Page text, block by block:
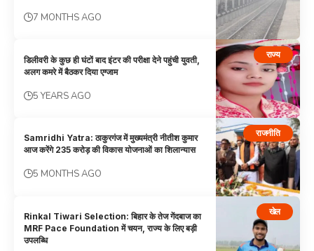
7 MONTHS AGO
राज्य
डिलीवरी के कुछ ही घंटों बाद इंटर की परीक्षा देने पहुंची युवती,
अलग कमरे में बैठकर दिया एग्जाम
5 YEARS AGO
राजनीति
Samridhi Yatra: ठाकुरगंज में मुख्यमंत्री नीतीश कुमार
आज करेंगे 235 करोड़ की विकास योजनाओं का शिलान्यास
5 MONTHS AGO
खेल
Rinkal Tiwari Selection: बिहार के तेज गेंदबाज का
MRF Pace Foundation में चयन, राज्य के लिए बड़ी
उपलब्धि